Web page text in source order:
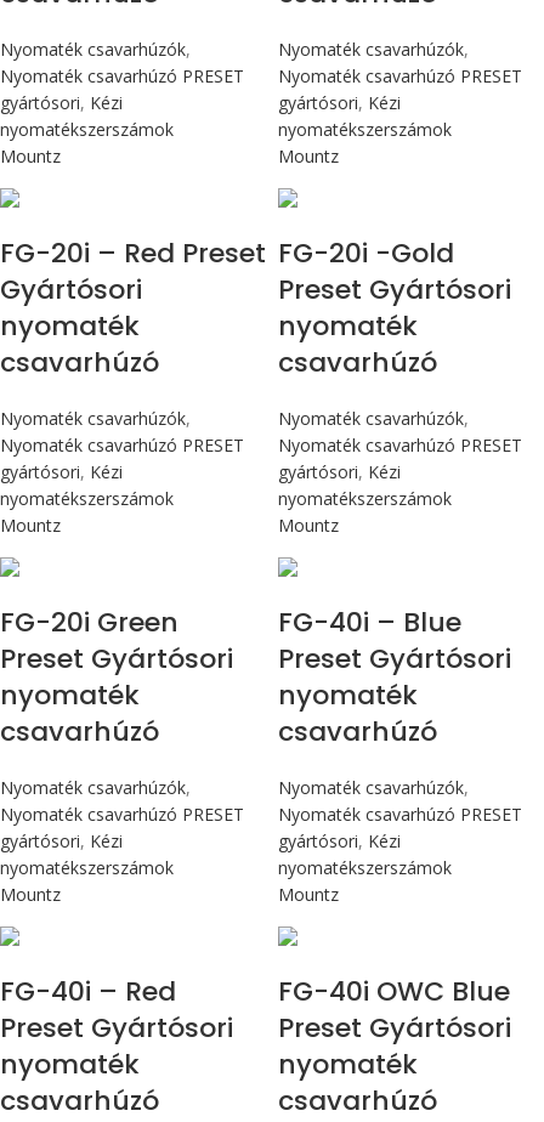
Nyomaték csavarhúzók,
Nyomaték csavarhúzó PRESET
gyártósori, Kézi
nyomatékszerszámok
Mountz
Nyomaték csavarhúzók,
Nyomaték csavarhúzó PRESET
gyártósori, Kézi
nyomatékszerszámok
Mountz
FG-20i – Red Preset
Gyártósori
nyomaték
csavarhúzó
Nyomaték csavarhúzók,
Nyomaték csavarhúzó PRESET
gyártósori, Kézi
nyomatékszerszámok
Mountz
FG-20i -Gold
Preset Gyártósori
nyomaték
csavarhúzó
Nyomaték csavarhúzók,
Nyomaték csavarhúzó PRESET
gyártósori, Kézi
nyomatékszerszámok
Mountz
FG-20i Green
Preset Gyártósori
nyomaték
csavarhúzó
Nyomaték csavarhúzók,
Nyomaték csavarhúzó PRESET
gyártósori, Kézi
nyomatékszerszámok
Mountz
FG-40i – Blue
Preset Gyártósori
nyomaték
csavarhúzó
Nyomaték csavarhúzók,
Nyomaték csavarhúzó PRESET
gyártósori, Kézi
nyomatékszerszámok
Mountz
FG-40i – Red
Preset Gyártósori
nyomaték
csavarhúzó
FG-40i OWC Blue
Preset Gyártósori
nyomaték
csavarhúzó